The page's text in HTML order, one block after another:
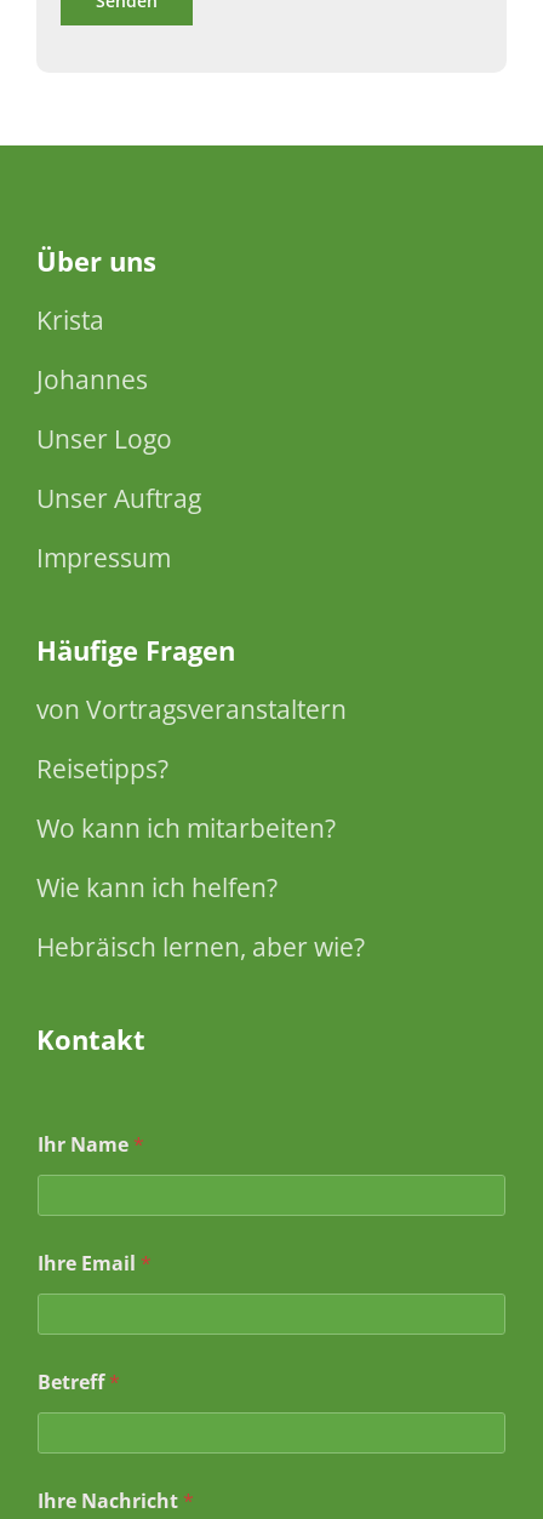
Über uns
Krista
Johannes
Unser Logo
Unser Auftrag
Impressum
Häufige Fragen
von Vortragsveranstaltern
Reisetipps?
Wo kann ich mitarbeiten?
Wie kann ich helfen?
Hebräisch lernen, aber wie?
Kontakt
Ihr Name *
Ihre Email *
a
m
B
t
Betreff*
Ihre Nachricht *